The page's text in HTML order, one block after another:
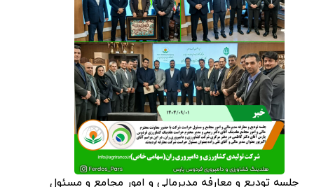
جلسه تودیع و معارفه مدیرمالی و امور مجامع و مسئول